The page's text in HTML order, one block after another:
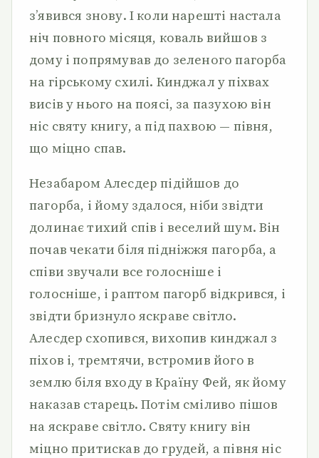
з’явився знову. І коли нарешті настала
ніч повного місяця, коваль вийшов з
дому і попрямував до зеленого пагорба
на гірському схилі. Кинджал у піхвах
висів у нього на поясі, за пазухою він
ніс святу книгу, а під пахвою — півня,
що міцно спав.
Незабаром Алесдер підійшов до
пагорба, і йому здалося, ніби звідти
долинає тихий спів і веселий шум. Він
почав чекати біля підніжжя пагорба, а
співи звучали все голосніше і
голосніше, і раптом пагорб відкрився, і
звідти бризнуло яскраве світло.
Алесдер схопився, вихопив кинджал з
піхов і, тремтячи, встромив його в
землю біля входу в Країну Фей, як йому
наказав старець. Потім сміливо пішов
на яскраве світло. Святу книгу він
міцно притискав до грудей, а півня ніс